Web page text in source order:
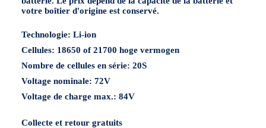
votre boîtier d'origine est conservé.
Technologie: Li-ion
Cellules: 18650 of 21700 hoge vermogen
Nombre de cellules en série: 20S
Voltage nominale: 72V
Voltage de charge max.: 84V
Collecte et retour gratuits